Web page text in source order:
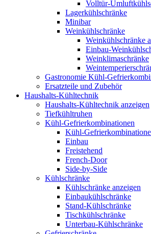
Volltür-
Lagerkühlschränke
Minibar
Weinkühlschränke
Weinkühlschränke
Einbau-
Weinklimaschränke
Gastronomie Kühl-
Ersatzteile und Zubehör
Haushalts-Kühltechnik
Haushalts-Kühltechnik anzeigen
Tiefkühltruhen
Kühl-Gefrierkombinationen
Kühl-
Einbau
Freistehend
French-Door
Side-by-Side
Kühlschränke
Kühlschränke anzeigen
Einbaukühlschränke
Stand-Kühlschränke
Tischkühlschränke
Unterbau-Kühlschränke